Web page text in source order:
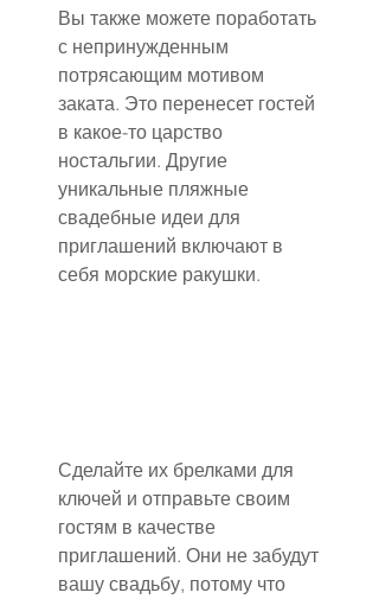
Вы также можете поработать
с непринужденным
потрясающим мотивом
заката. Это перенесет гостей
в какое-то царство
ностальгии. Другие
уникальные пляжные
свадебные идеи для
приглашений включают в
себя морские ракушки.
Сделайте их брелками для
ключей и отправьте своим
гостям в качестве
приглашений. Они не забудут
вашу свадьбу, потому что